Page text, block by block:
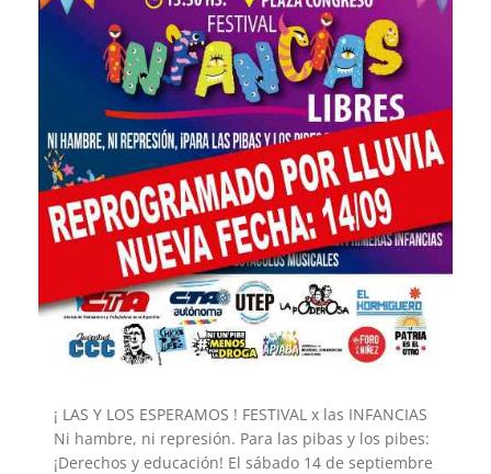
¡ LAS Y LOS ESPERAMOS ! FESTIVAL x las INFANCIAS
Ni hambre, ni represión. Para las pibas y los pibes:
¡Derechos y educación! El sábado 14 de septiembre